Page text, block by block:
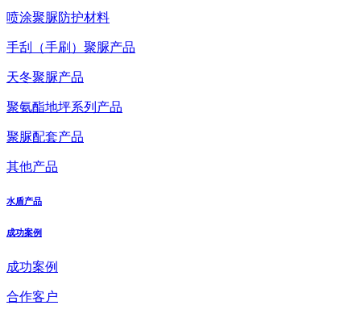
喷涂聚脲防护材料
手刮（手刷）聚脲产品
天冬聚脲产品
聚氨酯地坪系列产品
聚脲配套产品
其他产品
水盾产品
成功案例
成功案例
合作客户